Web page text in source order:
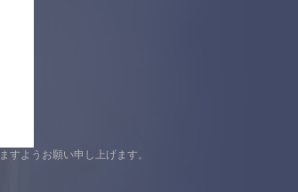
すようお願い申し上げます。